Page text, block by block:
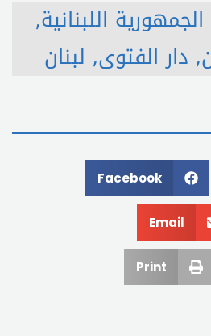
الجمهورية اللبنانية,
, دار الفتوى, لبنان
Facebook
Email
Print